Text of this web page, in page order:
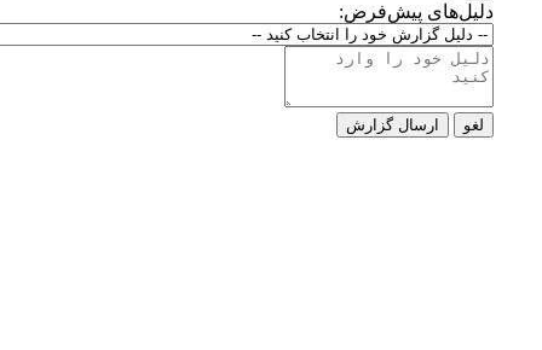
دلیل‌های پیش‌فرض:
ارسال گزارش